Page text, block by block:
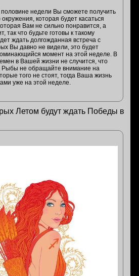
недели Вы сможете получить
которая будет касаться
Вам не сильно понравится, а
так что будьте готовы к такому
ждать долгожданная встреча с
Вы давно не видели, это будет
момент на этой неделе. В
в Вашей жизни не случится, что
Рыбы не обращайте внимание на
того не стоят, тогда Ваша жизнь
уже на этой неделе.
Летом будут ждать Победы в